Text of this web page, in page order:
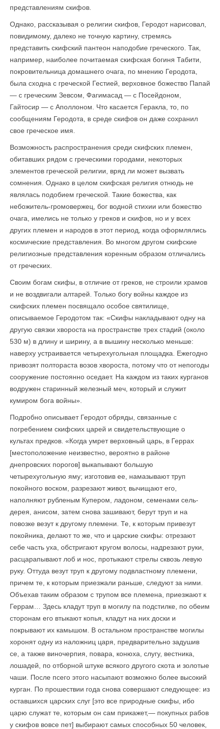
представлениям скифов.
Однако, рассказывая о религии скифов, Геродот нарисовал,
повидимому, далеко не точную картину, стремясь
представить скифский пантеон наподобие греческого. Так,
например, наиболее почитаемая скифская богиня Табити,
покровительница домашнего очага, по мнению Геродота,
была сходна с греческой Гестией, верховное божество Папай
— с греческим Зевсом, Фагимасад — с Посейдоном,
Гайтосир — с Аполлоном. Что касается Геракла, то, по
сообщениям Геродота, в среде скифов он даже сохранил
свое греческое имя.
Возможность распространения среди скифских племен,
обитавших рядом с греческими городами, некоторых
элементов греческой религии, вряд ли может вызвать
сомнения. Однако в целом скифская религия отнюдь не
являлась подобием греческой. Такие божества, как
небожитель-громовержец, бог водной стихии или божество
очага, имелись не только у греков и скифов, но и у всех
других племен и народов в этот период, когда оформлялись
космические представления. Во многом другом скифские
религиозные представления коренным образом отличались
от греческих.
Своим богам скифы, в отличие от греков, не строили храмов
и не воздвигали алтарей. Только богу войны каждое из
скифских племен посвящало особое святилище,
описываемое Геродотом так: «Скифы накладывают одну на
другую связки хвороста на пространстве трех стадий (около
530 м) в длину и ширину, а в вышину несколько меньше:
наверху устраивается четырехугольная площадка. Ежегодно
привозят полтораста возов хвороста, потому что от непогоды
сооружение постоянно оседает. На каждом из таких курганов
водружен старинный железный меч, который и служит
кумиром бога войны».
Подробно описывает Геродот обряды, связанные с
погребением скиф­ских царей и свидетельствующие о
культах предков. «Когда умрет вер­ховный царь, в Геррах
[местоположение неизвестно, вероятно в районе
днепровских порогов] выкапывают большую
четырехугольную яму; изготовив ее, намазывают труп
покойного воском, разрезают живот, вычищают его,
наполняют рубленым Купером, ладоном, семенами сель­
дерея, анисом, затем снова зашивают, берут труп и на
повозке везут к другому племени. Те, к которым привезут
покойника, делают то же, что и царские скифы: отрезают
себе часть уха, обстригают кругом волосы, надрезают руки,
расцарапывают лоб и нос, протыкают стрелы сквозь левую
руку. Оттуда везут труп к другому подвластному племени,
причем те, к которым приезжали раньше, следуют за ними.
Объехав таким обра­зом с трупом все племена, приезжают к
Геррам… Здесь кладут труп в могилу па подстилке, по обеим
сторонам его втыкают копья, кладут на них доски и
покрывают их камышом. В остальном пространстве мо­гилы
хоронят одну из наложниц царя, предварительно задушив
се, а также виночерпия, повара, конюха, слугу, вестника,
лошадей, по отборной штуке всякого другого скота и золотые
чаши. После псего этого насыпают возможно более высокий
курган. По прошествии года снова совершают следующее: из
оставшихся царских слуг [это все природные скифы, ибо
царю служат те, которым он сам прикажет,— покупных рабов
у скифов вовсе пет] выбирают самых способных 50 человек,